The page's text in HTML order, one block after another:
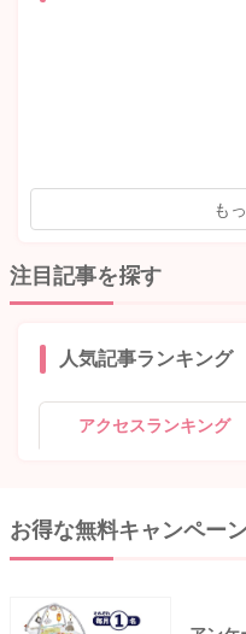
も
注目記事を探す
人気記事ランキング
アクセスランキング
お得な無料キャンペーン